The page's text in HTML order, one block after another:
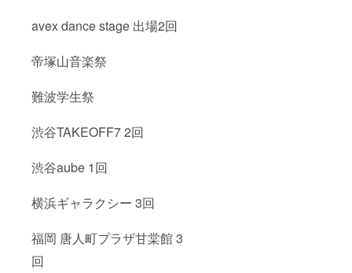
avex dance stage 出場2回
帝塚山音楽祭
難波学生祭
渋谷TAKEOFF7 2回
渋谷aube 1回
横浜ギャラクシー 3回
福岡 唐人町プラザ甘棠館 3
回